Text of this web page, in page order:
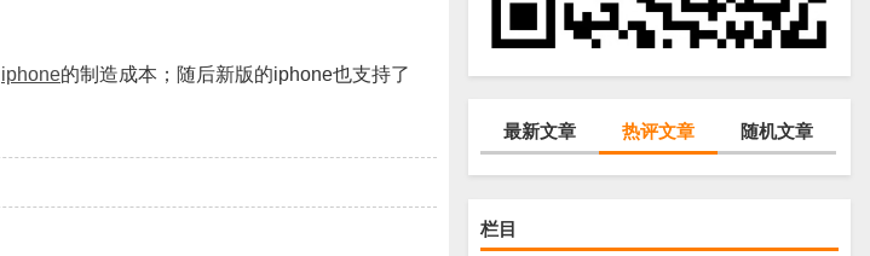
最新文章 热评文章 随机文章
栏目
iphone的制造成本；随后新版的iphone也支持了